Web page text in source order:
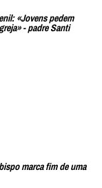
«Jovens pedem
- padre Santi
marca fim de uma